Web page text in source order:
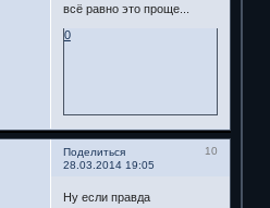
всё равно это проще...
0
Поделиться
10
28.03.2014 19:05
Ну если правда